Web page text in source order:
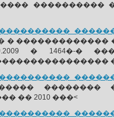
����������
�
� 1464�-�
��������
�� 2010 ���<